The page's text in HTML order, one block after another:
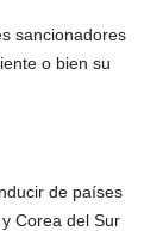
sancionadores
o bien su
de países
Corea del Sur